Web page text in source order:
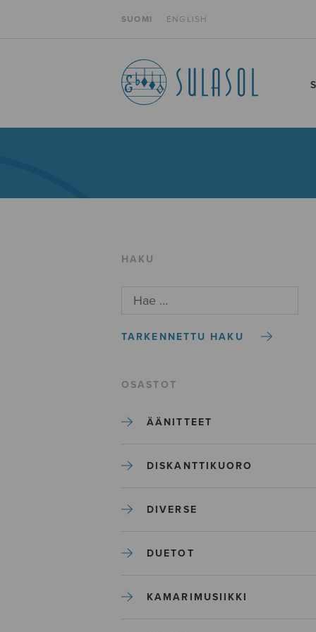
SUOMI ENGLISH
HAKU
TARKENNETTU HAKU
OSASTOT
ÄÄNITTEET
DISKANTTIKUORO
DIVERSE
DUETOT
KAMARIMUSIIKKI